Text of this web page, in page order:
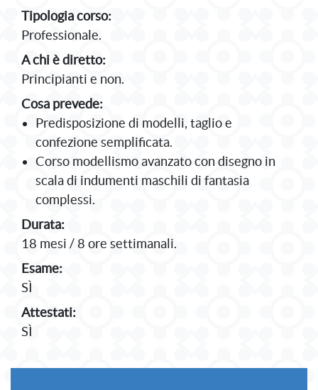
Tipologia corso:
Professionale.
A chi è diretto:
Principianti e non.
Cosa prevede:
Predisposizione di modelli, taglio e
confezione semplificata.
Corso modellismo avanzato con disegno in
scala di indumenti maschili di fantasia
complessi.
Durata:
18 mesi / 8 ore settimanali.
Esame:
SÌ
Attestati:
SÌ